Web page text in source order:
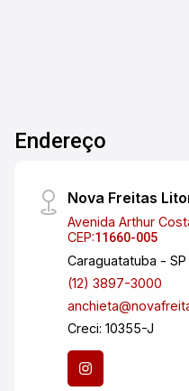
Endereço
Nova Freitas
Avenida Arthur
CEP:11660-005
Caraguatatuba - SP
(12) 3897-3000
Creci: 10355-J